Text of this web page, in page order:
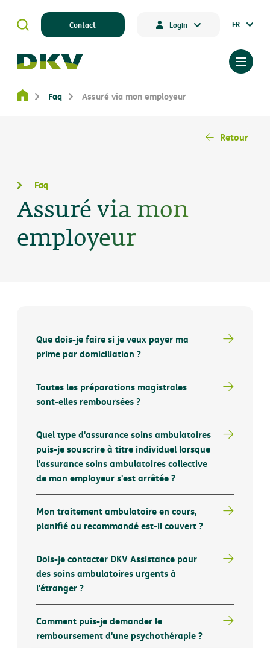
Contact Login FR
Faq
Assuré via mon
employeur
Retour
Faq Assuré via mon employeur
Que dois-je faire si je veux payer ma
prime par domiciliation ?
Toutes les préparations magistrales
sont-elles remboursées ?
Quel type d'assurance soins ambulatoires
puis-je souscrire à titre individuel lorsque
l'assurance soins ambulatoires collective
de mon employeur s'est arrêtée ?
Mon traitement ambulatoire en cours,
planifié ou recommandé est-il couvert ?
Dois-je contacter DKV Assistance pour
des soins ambulatoires urgents à
l'étranger ?
Comment puis-je demander le
remboursement d'une psychothérapie ?